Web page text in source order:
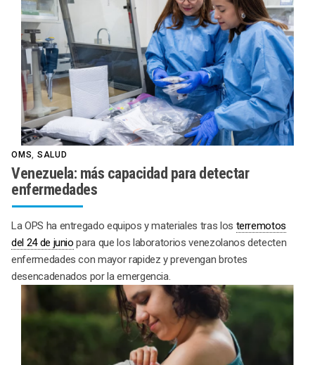
OMS, SALUD
Venezuela: más capacidad para detectar
enfermedades
La OPS ha entregado equipos y materiales tras los terremotos
del 24 de junio para que los laboratorios venezolanos detecten
enfermedades con mayor rapidez y prevengan brotes
desencadenados por la emergencia.